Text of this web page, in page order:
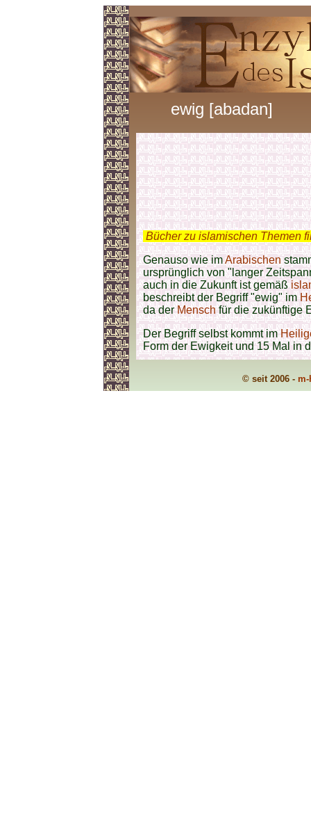
ewig [abadan]
Bücher zu islamischen Themen
Genauso wie imArabischen
ursprünglich von "langer
auch in die Zukunft ist gemäß
beschreibt der Begriff "ewig" im
da derMenschfür die zukünftige
Der Begriff selbst kommt im
Form der Ewigkeit und 15 Mal in
© seit 2006 -